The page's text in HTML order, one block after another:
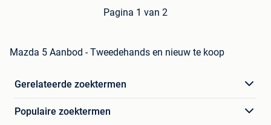
Pagina 1 van 2
Mazda 5 Aanbod - Tweedehands en nieuw te koop
Gerelateerde zoektermen
Populaire zoektermen